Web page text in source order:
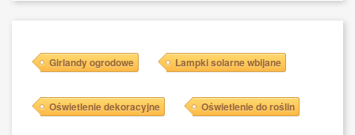
Girlandy ogrodowe Lampki solarne wbijane
Oświetlenie dekoracyjne Oświetlenie do roślin